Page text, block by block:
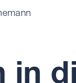
in